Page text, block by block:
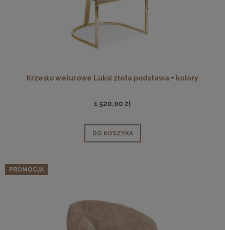
Krzesło welurowe Luksi złota podstawa + kolory
1 520,00 zł
DO KOSZYKA
PROMOCJA